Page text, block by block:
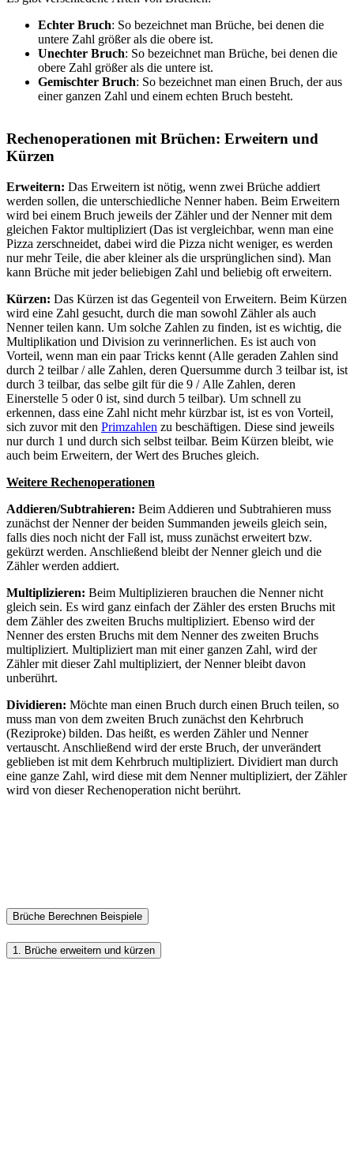
Echter Bruch: So bezeichnet man Brüche, bei denen die
untere Zahl größer als die obere ist.
Unechter Bruch: So bezeichnet man Brüche, bei denen die
obere Zahl größer als die untere ist.
Gemischter Bruch: So bezeichnet man einen Bruch, der aus
einer ganzen Zahl und einem echten Bruch besteht.
Rechenoperationen mit Brüchen: Erweitern und
Kürzen
Erweitern: Das Erweitern ist nötig, wenn zwei Brüche addiert
werden sollen, die unterschiedliche Nenner haben. Beim Erweitern
wird bei einem Bruch jeweils der Zähler und der Nenner mit dem
gleichen Faktor multipliziert (Das ist vergleichbar, wenn man eine
Pizza zerschneidet, dabei wird die Pizza nicht weniger, es werden
nur mehr Teile, die aber kleiner als die ursprünglichen sind). Man
kann Brüche mit jeder beliebigen Zahl und beliebig oft erweitern.
Kürzen: Das Kürzen ist das Gegenteil von Erweitern. Beim Kürzen
wird eine Zahl gesucht, durch die man sowohl Zähler als auch
Nenner teilen kann. Um solche Zahlen zu finden, ist es wichtig, die
Multiplikation und Division zu verinnerlichen. Es ist auch von
Vorteil, wenn man ein paar Tricks kennt (Alle geraden Zahlen sind
durch 2 teilbar / alle Zahlen, deren Quersumme durch 3 teilbar ist, ist
durch 3 teilbar, das selbe gilt für die 9 / Alle Zahlen, deren
Einerstelle 5 oder 0 ist, sind durch 5 teilbar). Um schnell zu
erkennen, dass eine Zahl nicht mehr kürzbar ist, ist es von Vorteil,
sich zuvor mit den Primzahlen zu beschäftigen. Diese sind jeweils
nur durch 1 und durch sich selbst teilbar. Beim Kürzen bleibt, wie
auch beim Erweitern, der Wert des Bruches gleich.
Weitere Rechenoperationen
Addieren/Subtrahieren: Beim Addieren und Subtrahieren muss
zunächst der Nenner der beiden Summanden jeweils gleich sein,
falls dies noch nicht der Fall ist, muss zunächst erweitert bzw.
gekürzt werden. Anschließend bleibt der Nenner gleich und die
Zähler werden addiert.
Multiplizieren: Beim Multiplizieren brauchen die Nenner nicht
gleich sein. Es wird ganz einfach der Zähler des ersten Bruchs mit
dem Zähler des zweiten Bruchs multipliziert. Ebenso wird der
Nenner des ersten Bruchs mit dem Nenner des zweiten Bruchs
multipliziert. Multipliziert man mit einer ganzen Zahl, wird der
Zähler mit dieser Zahl multipliziert, der Nenner bleibt davon
unberührt.
Dividieren: Möchte man einen Bruch durch einen Bruch teilen, so
muss man von dem zweiten Bruch zunächst den Kehrbruch
(Reziproke) bilden. Das heißt, es werden Zähler und Nenner
vertauscht. Anschließend wird der erste Bruch, der unverändert
geblieben ist mit dem Kehrbruch multipliziert. Dividiert man durch
eine ganze Zahl, wird diese mit dem Nenner multipliziert, der Zähler
wird von dieser Rechenoperation nicht berührt.
Brüche Berechnen Beispiele
1. Brüche erweitern und kürzen